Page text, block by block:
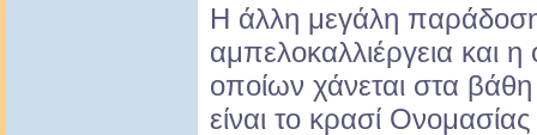
Η άλλη μεγάλη
αμπελοκαλλιέργεια και η
οποίων χάνεται στα
είναι το κρασί